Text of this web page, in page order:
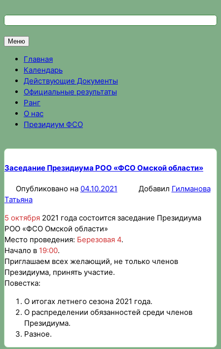
кФедерация спортивного ориентирования Омской области
Спортивное ориентирование в Омске, результаты
Меню
Главная
Календарь
Действующие Документы
Официальные результаты
Ранг
О нас
Президиум ФСО
Заседание Президиума РОО «ФСО Омской области»
Опубликовано на 04.10.2021 Добавил Гилманова
Татьяна
5 октября 2021 года состоится заседание Президиума
РОО «ФСО Омской области»
Место проведения: Березовая 4.
Начало в 19:00.
Приглашаем всех желающий, не только членов
Президиума, принять участие.
Повестка:
О итогах летнего сезона 2021 года.
О распределении обязанностей среди членов
Президиума.
Разное.